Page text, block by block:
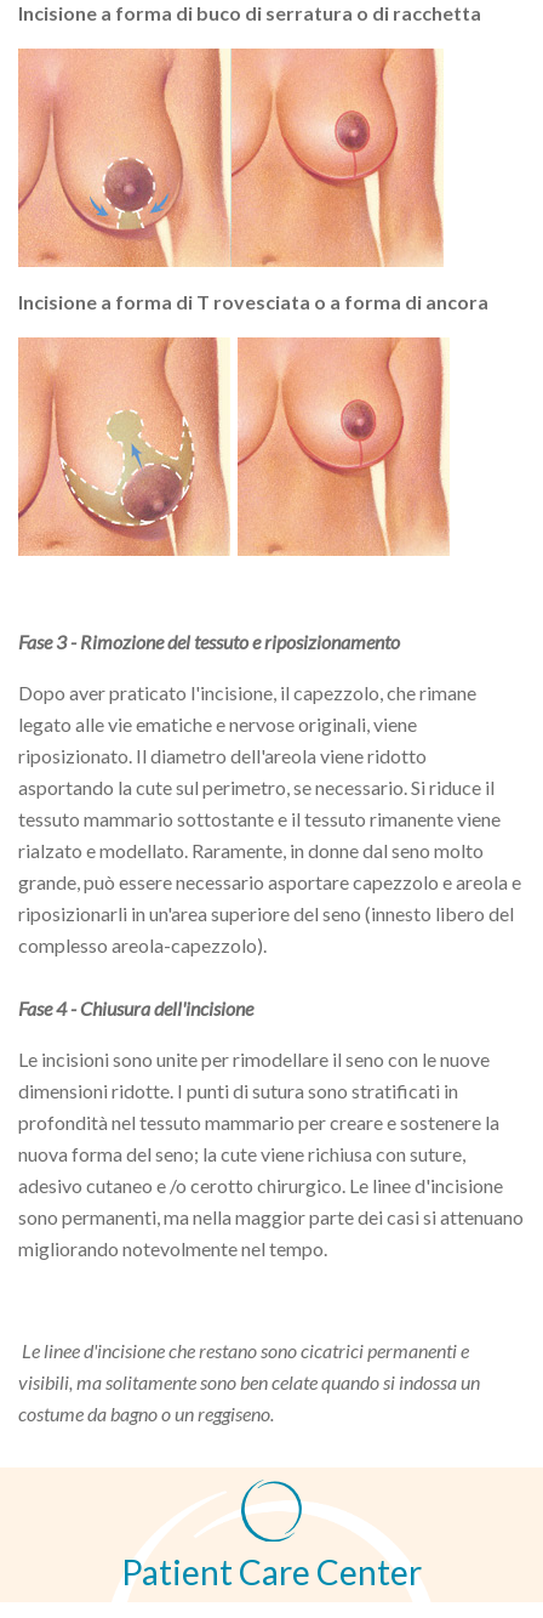
Incisione a forma di buco di serratura o di racchetta
Incisione a forma di T rovesciata o a forma di ancora
Fase 3 - Rimozione del tessuto e riposizionamento
Dopo aver praticato l'incisione, il capezzolo, che rimane
legato alle vie ematiche e nervose originali, viene
riposizionato. Il diametro dell'areola viene ridotto
asportando la cute sul perimetro, se necessario. Si riduce il
tessuto mammario sottostante e il tessuto rimanente viene
rialzato e modellato. Raramente, in donne dal seno molto
grande, può essere necessario asportare capezzolo e areola e
riposizionarli in un'area superiore del seno (innesto libero del
complesso areola-capezzolo).
Fase 4 - Chiusura dell'incisione
Le incisioni sono unite per rimodellare il seno con le nuove
dimensioni ridotte. I punti di sutura sono stratificati in
profondità nel tessuto mammario per creare e sostenere la
nuova forma del seno; la cute viene richiusa con suture,
adesivo cutaneo e /o cerotto chirurgico. Le linee d'incisione
sono permanenti, ma nella maggior parte dei casi si attenuano
migliorando notevolmente nel tempo.
Le linee d'incisione che restano sono cicatrici permanenti e
visibili, ma solitamente sono ben celate quando si indossa un
costume da bagno o un reggiseno.
Patient Care Center